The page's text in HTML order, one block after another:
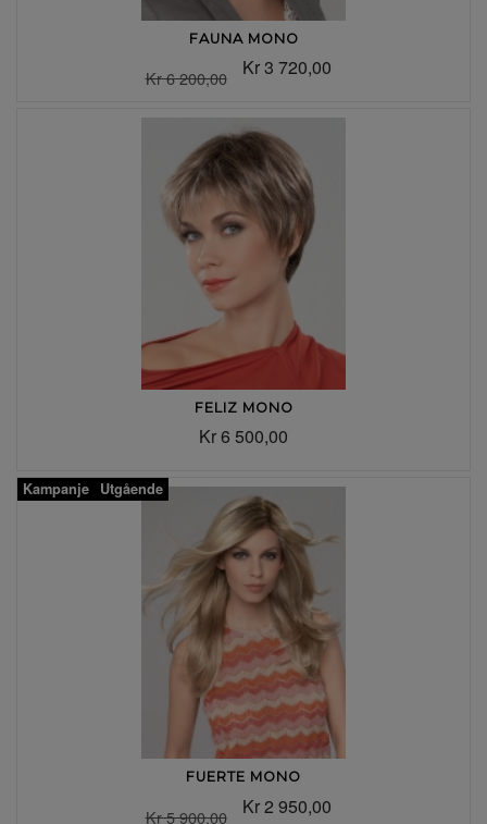
FAUNA MONO
Kr 6 200,00 Kr 3 720,00
FELIZ MONO
Kr 6 500,00
Kampanje Utgående
FUERTE MONO
Kr 5 900,00 Kr 2 950,00